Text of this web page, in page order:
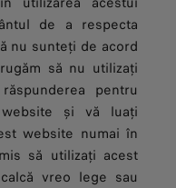
de a respecta
nu sunteți de acord
să nu utilizați
pentru
și vă luați
website numai în
să utilizați acest
vreo lege sau